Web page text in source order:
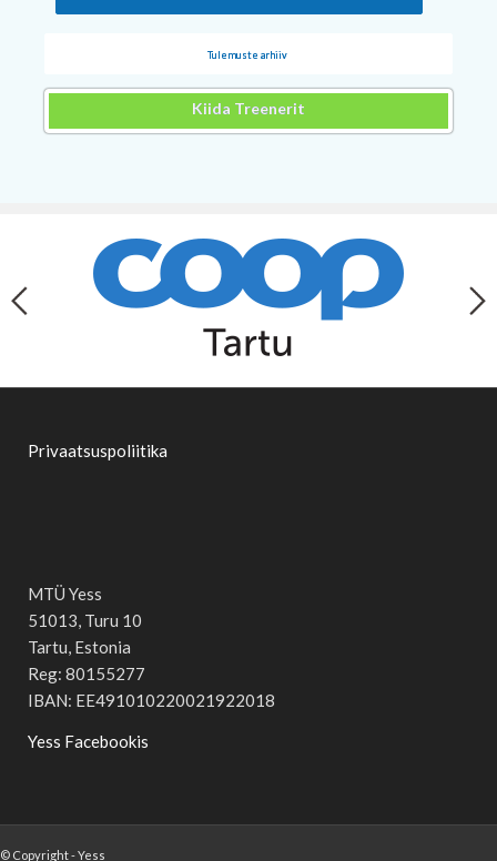
Tulemuste arhiiv
Kiida Treenerit
Privaatsuspoliitika
MTÜ Yess
51013, Turu 10
Tartu, Estonia
Reg: 80155277
IBAN: EE491010220021922018
Yess Facebookis
© Copyright - Yess